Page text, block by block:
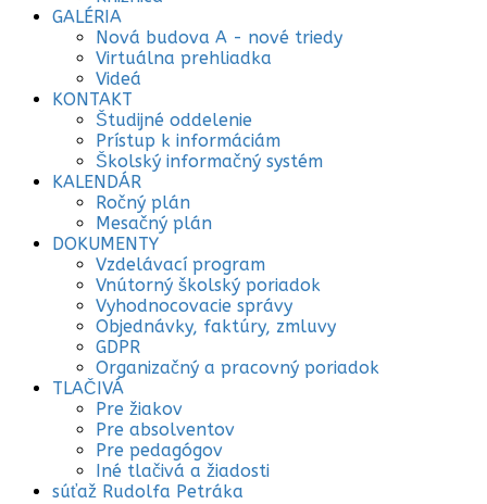
GALÉRIA
Nová budova A - nové triedy
Virtuálna prehliadka
Videá
KONTAKT
Študijné oddelenie
Prístup k informáciám
Školský informačný systém
KALENDÁR
Ročný plán
Mesačný plán
DOKUMENTY
Vzdelávací program
Vnútorný školský poriadok
Vyhodnocovacie správy
Objednávky, faktúry, zmluvy
GDPR
Organizačný a pracovný poriadok
TLAČIVÁ
Pre žiakov
Pre absolventov
Pre pedagógov
Iné tlačivá a žiadosti
súťaž Rudolfa Petráka